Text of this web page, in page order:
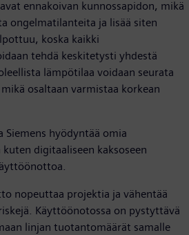
ennakoivan kunnossapidon, mikä
ongelmatilanteita ja lisää siten
koska kaikki
tehdä keskitetysti yhdestä
lämpötilaa voidaan seurata
osaltaan varmistaa korkean
hyödyntää omia
digitaaliseen kaksoseen
nopeuttaa projektia ja vähentää
Käyttöönotossa on pystyttävä
linjan tuotantomäärät samalle